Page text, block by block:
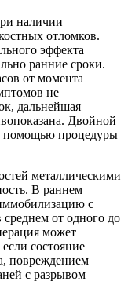
наличии
отломков.
эффекта
ранние сроки.
от момента
не
дальнейшая
Двойной
помощью процедуры
металлическими
В раннем
с
среднем от одного до
может
состояние
повреждением
с разрывом